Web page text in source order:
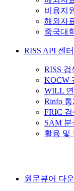
비용지
해외자
중국대
RISS API 센터
RISS
KOCW
WILL
Rinfo
FRIC
SAM
활용 및
원문뷰어 다